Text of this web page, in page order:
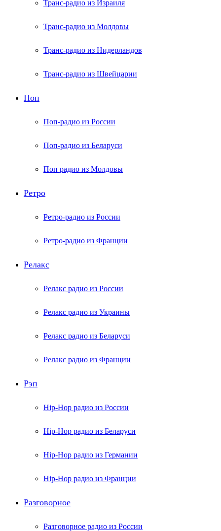
Транс-радио из Израиля
Транс-радио из Молдовы
Транс-радио из Нидерландов
Транс-радио из Швейцарии
Поп
Поп-радио из России
Поп-радио из Беларуси
Поп радио из Молдовы
Ретро
Ретро-радио из России
Ретро-радио из Франции
Релакс
Релакс радио из России
Релакс радио из Украины
Релакс радио из Беларуси
Релакс радио из Франции
Рэп
Hip-Hop радио из России
Hip-Hop радио из Беларуси
Hip-Hop радио из Германии
Hip-Hop радио из Франции
Разговорное
Разговорное радио из России